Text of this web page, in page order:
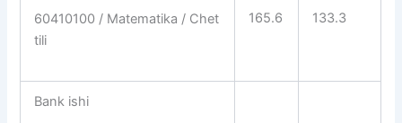
60410100 / Matematika / Chet
tili
165.6 133.3
Bank ishi